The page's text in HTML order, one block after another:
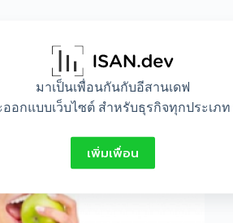
มาเป็นเพื่อนกันกับอีสานเดฟ
ออกแบบเว็บไซต์ สำหรับธุรกิจทุกประเภ
เพิ่มเพื่อน
เตอรอลและระดับความดัน
ปกติ